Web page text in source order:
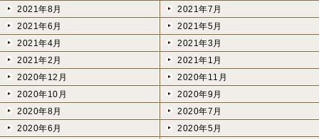
2021年8月
2021年7月
2021年6月
2021年5月
2021年4月
2021年3月
2021年2月
2021年1月
2020年12月
2020年11月
2020年10月
2020年9月
2020年8月
2020年7月
2020年6月
2020年5月